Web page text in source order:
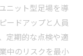
ニット型足場を導
ードアップと人員
定期的な点検や適
中のリスクを最小